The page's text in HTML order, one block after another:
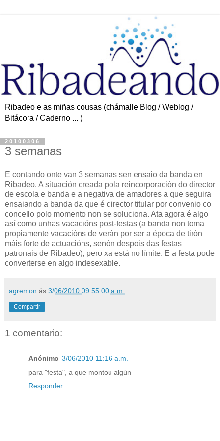
Ribadeo e as miñas cousas (chámalle Blog / Weblog /
Bitácora / Caderno ... )
20100306
3 semanas
E contando onte van 3 semanas sen ensaio da banda en
Ribadeo. A situación creada pola reincorporación do director
de escola e banda e a negativa de amadores a que seguira
ensaiando a banda da que é director titular por convenio co
concello polo momento non se soluciona. Ata agora é algo
así como unhas vacacións post-festas (a banda non toma
propiamente vacacións de verán por ser a época de tirón
máis forte de actuacións, senón despois das festas
patronais de Ribadeo), pero xa está no límite. E a festa pode
converterse en algo indesexable.
agremon ás 3/06/2010 09:55:00 a.m.
Compartir
1 comentario:
Anónimo 3/06/2010 11:16 a.m.
para "festa", a que montou algún
Responder